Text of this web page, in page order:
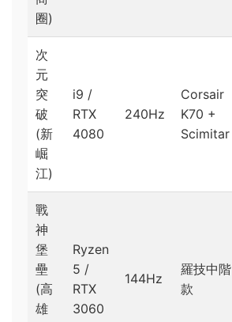
圈)
次
元
突
破
(新
崛
江)
i9 /
RTX
4080
240Hz
Corsair
K70 +
Scimitar
戰
神
堡
壘
(高
雄
Ryzen
5 /
RTX
3060
144Hz
羅技中階
款